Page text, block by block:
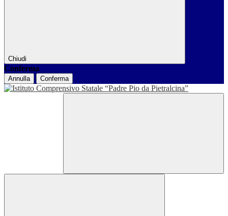
Chiudi
Conferma
Annulla Conferma